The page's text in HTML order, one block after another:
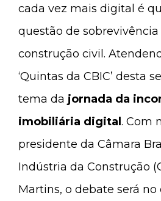
cada vez mais digital é
questão de sobrevivência
construção civil.
‘Quintas da CBIC’ desta
tema da jornada da
imobiliária digital . Com
presidente da Câmara
Indústria da Construção
Martins, o debate será no